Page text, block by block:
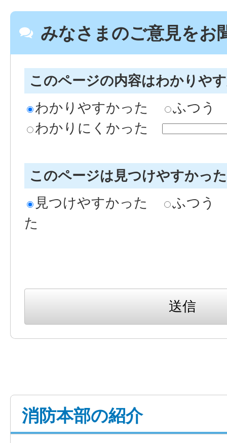
みなさまのご意見をお
このページの内容はわかりや
わかりやすかった
ふつう
わかりにくかった
このページは見つけやすかっ
見つけやすかった
ふつう
た
消防本部の紹介